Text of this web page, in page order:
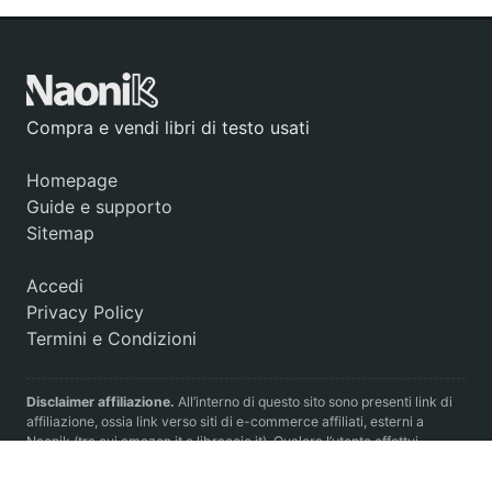
Compra e vendi libri di testo usati
Homepage
Guide e supporto
Sitemap
Accedi
Privacy Policy
Termini e Condizioni